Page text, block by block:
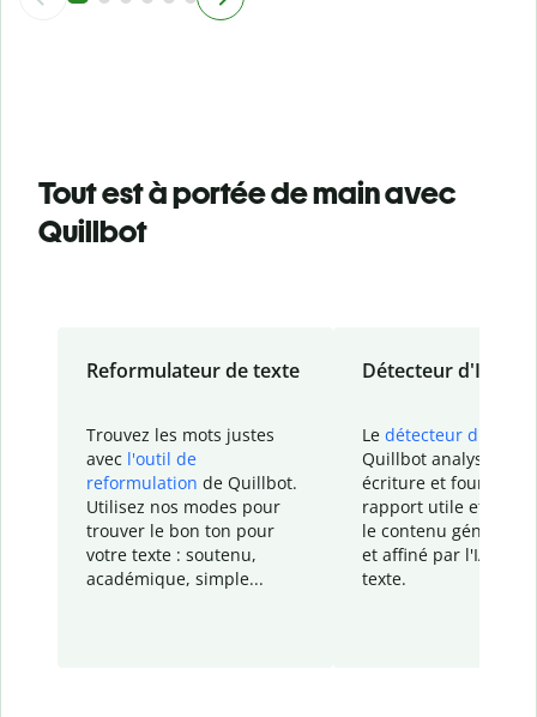
Tout est à portée de main avec
Quillbot
Reformulateur de texte
Trouvez les mots justes
avec l'outil de
reformulation de Quillbot.
Utilisez nos modes pour
trouver le bon ton pour
votre texte : soutenu,
académique, simple...
Détecteur d'IA
Le détecteur d'IA
Quillbot analyse votre
écriture et fournit un
rapport utile et
le contenu généré
et affiné par l'IA
texte.